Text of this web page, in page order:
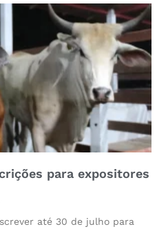
para expositores
até 30 de julho para